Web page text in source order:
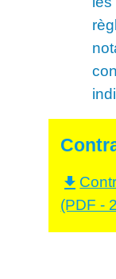
file_download
(PDF -